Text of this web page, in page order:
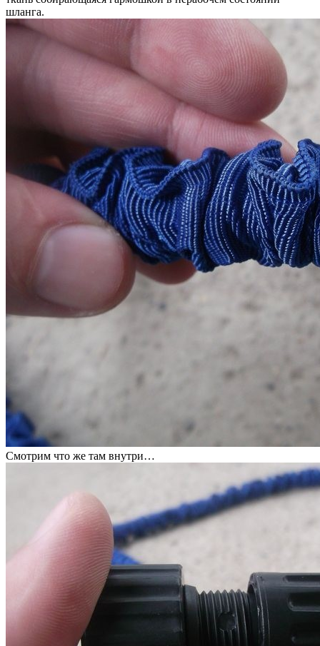
шланга.
Смотрим что же там внутри…